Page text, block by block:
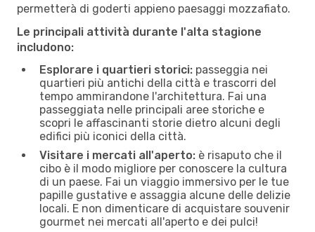
permetterà di goderti appieno paesaggi mozzafiato.
Le principali attività durante l'alta stagione
includono:
Esplorare i quartieri storici: passeggia nei
quartieri più antichi della città e trascorri del
tempo ammirandone l'architettura. Fai una
passeggiata nelle principali aree storiche e
scopri le affascinanti storie dietro alcuni degli
edifici più iconici della città.
Visitare i mercati all'aperto: è risaputo che il
cibo è il modo migliore per conoscere la cultura
di un paese. Fai un viaggio immersivo per le tue
papille gustative e assaggia alcune delle delizie
locali. E non dimenticare di acquistare souvenir
gourmet nei mercati all'aperto e dei pulci!